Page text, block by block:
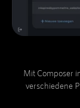
Mit Composer
verschiedene